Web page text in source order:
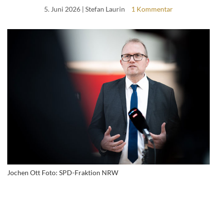
5. Juni 2026 | Stefan Laurin 1 Kommentar
Jochen Ott Foto: SPD-Fraktion NRW